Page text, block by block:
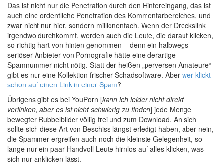
Das ist nicht nur die Penetration durch den Hintereingang, das ist
auch eine ordentliche Penetration des Kommentarbereiches, und
zwar nicht nur hier, sondern millionenfach. Wenn der Dreckslink
irgendwo durchkommt, werden auch die Leute, die darauf klicken,
so richtig hart von hinten genommen – denn ein halbwegs
seriöser Anbieter von Pornografie hätte eine derartige
Spamnummer nicht nötig. Statt der heißen „perversen Amateure“
gibt es nur eine Kollektion frischer Schadsoftware. Aber wer klickt
schon auf einen Link in einer Spam?
Übrigens gibt es bei YouPorn [kann ich leider nicht direkt
verlinken, aber es ist nicht schwierig zu finden] jede Menge
bewegter Rubbelbilder völlig frei und zum Download. An sich
sollte sich diese Art von Beschiss längst erledigt haben, aber nein,
die Spammer ergreifen auch noch die kleinste Gelegenheit, so
lange nur ein paar Handvoll Leute hirnlos auf alles klicken, was
sich nur anklicken lässt.